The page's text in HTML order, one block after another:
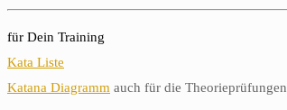
für Dein Training
Kata Liste
Katana Diagramm auch für die Theorieprüfungen